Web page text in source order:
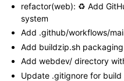
refactor(web): ♻️ Add
system
Add .github/workflows/
Add buildzip.sh
Add webdev/ directory
Update .gitignore for